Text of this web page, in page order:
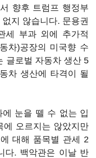
향후 트럼프 행정부
지 않습니다. 문용권
세 부과 외에 추가적
차)공장의 미국향 수
글로벌 자동차 생산 5
차 생산에 타격이 될
눈을 뗄 수 없는 입
에 오르지는 않았지만
대해 품목별 관세 2
다. 백악관은 이날 반